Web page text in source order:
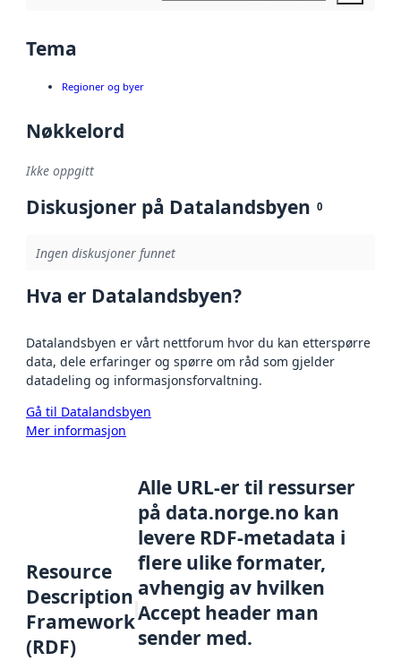
Tema
Regioner og byer
Nøkkelord
Ikke oppgitt
Diskusjoner på Datalandsbyen 0
Ingen diskusjoner funnet
Hva er Datalandsbyen?
Datalandsbyen er vårt nettforum hvor du kan etterspørre
data, dele erfaringer og spørre om råd som gjelder
datadeling og informasjonsforvaltning.
Gå til Datalandsbyen
Mer informasjon
Resource
Description
Framework
(RDF)
Alle URL-er til ressurser
på data.norge.no kan
levere RDF-metadata i
flere ulike formater,
avhengig av hvilken
Accept header man
sender med.